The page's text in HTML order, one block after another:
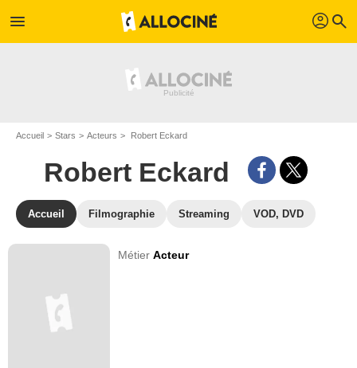
menu profil search
Accueil Stars Acteurs Robert Eckard
Robert Eckard
Accueil Filmographie Streaming VOD, DVD
MétierActeur